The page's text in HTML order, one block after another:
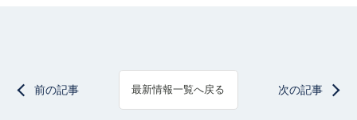
前の記事 最新情報一覧へ戻る 次の記事